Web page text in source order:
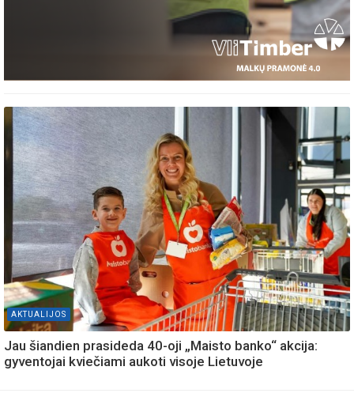
AKTUALIJOS
Jau šiandien prasideda 40-oji „Maisto banko“ akcija:
gyventojai kviečiami aukoti visoje Lietuvoje